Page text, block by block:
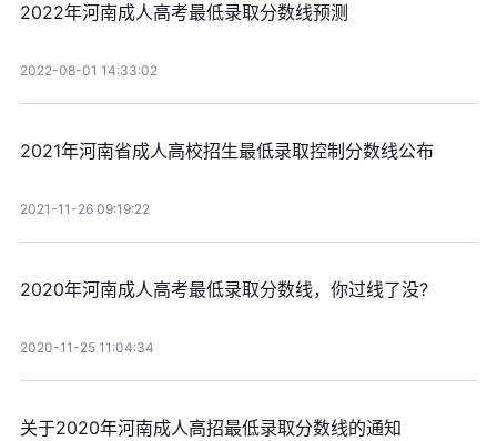
2022年河南成人高考最低录取分数线预测
2022-08-01 14:33:02
2021年河南省成人高校招生最低录取控制分数线公布
2021-11-26 09:19:22
2020年河南成人高考最低录取分数线，你过线了没?
2020-11-25 11:04:34
关于2020年河南成人高招最低录取分数线的通知